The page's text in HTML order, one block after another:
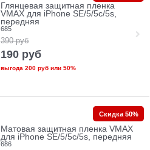
Глянцевая защитная пленка
VMAX для iPhone SE/5/5c/5s,
передняя
685
390 руб
190 руб
выгода 200 рубили 50%
Матовая защитная пленка VMAX
для iPhone SE/5/5c/5s, передняя
686
Скидка 50%